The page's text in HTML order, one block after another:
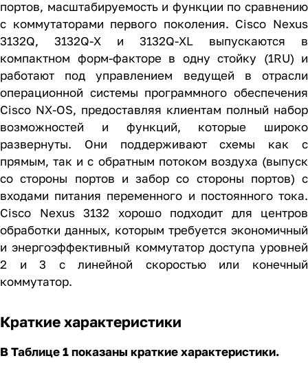
портов, масштабируемость и функции по сравнению
с коммутаторами первого поколения. Cisco Nexus
3132Q, 3132Q-X и 3132Q-XL выпускаются в
компактном форм-факторе в одну стойку (1RU) и
работают под управлением ведущей в отрасли
операционной системы программного обеспечения
Cisco NX-OS, предоставляя клиентам полный набор
возможностей и функций, которые широко
развернуты. Они поддерживают схемы как с
прямым, так и с обратным потоком воздуха (выпуск
со стороны портов и забор со стороны портов) с
входами питания переменного и постоянного тока.
Cisco Nexus 3132 хорошо подходит для центров
обработки данных, которым требуется экономичный
и энергоэффективный коммутатор доступа уровней
2 и 3 с линейной скоростью или конечный
коммутатор.
Краткие характеристики
В Таблице 1 показаны краткие характеристики.